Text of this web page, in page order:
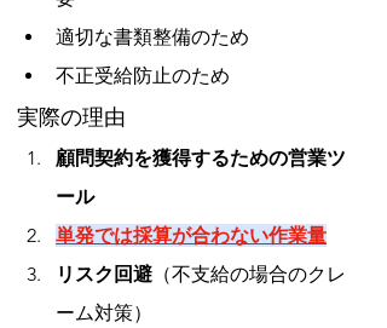
適切な書類整備のため
不正受給防止のため
実際の理由
顧問契約を獲得するための営業ツ
ール
単発では採算が合わない作業量
リスク回避 （不支給の場合のクレ
ーム対策）